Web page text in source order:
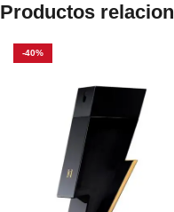
Productos
-40%